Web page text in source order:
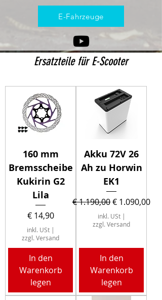
E-Fahrzeuge
Ersatzteile für E-Scooter
160 mm
Bremsscheibe
Kukirin G2
Lila
Preis
€ 14,90
inkl. USt|
zzgl. Versand
In den
Warenkorb
legen
Akku 72V 26
Ah zu Horwin
EK1
Standardpreis
€ 1.190,00Sale-Preis
€ 1.090,00
inkl. USt|
zzgl. Versand
In den
Warenkorb
legen